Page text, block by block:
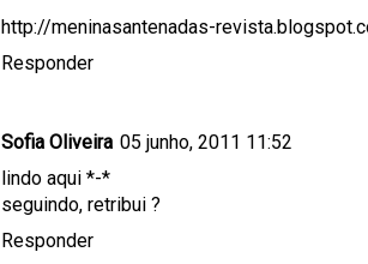
http://meninasantenadas-
Responder
Sofia Oliveira 05 junho, 2011 11:52
lindo aqui *-*
seguindo, retribui ?
Responder